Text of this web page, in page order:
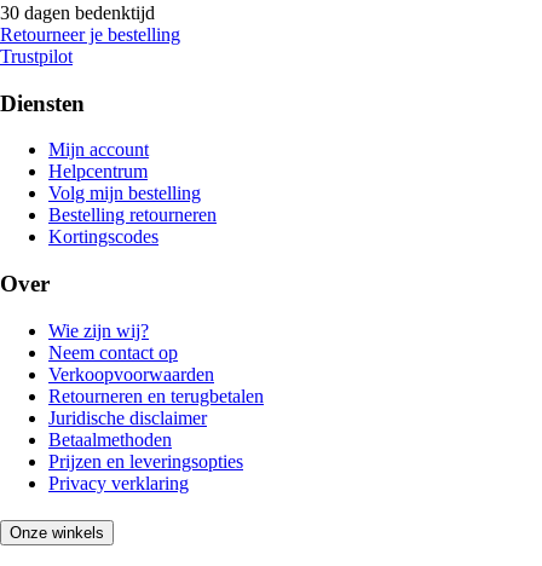
30 dagen bedenktijd
Retourneer je bestelling
Trustpilot
Diensten
Mijn account
Helpcentrum
Volg mijn bestelling
Bestelling retourneren
Kortingscodes
Over
Wie zijn wij?
Neem contact op
Verkoopvoorwaarden
Retourneren en terugbetalen
Juridische disclaimer
Betaalmethoden
Prijzen en leveringsopties
Privacy verklaring
Onze winkels